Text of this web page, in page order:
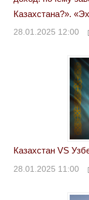
Казахстана?».
28.01.2025 12:00
Казахстан VS
28.01.2025 11:00